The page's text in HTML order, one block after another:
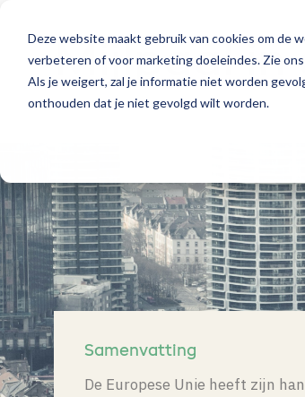
Deze website maakt gebruik van cookies om
verbeteren of voor marketing doeleindes. Zie ons
Als je weigert, zal je informatie niet worden
onthouden dat je niet gevolgd wilt worden.
Mijlpaal in
Samenvatting
De Europese Unie heeft zijn